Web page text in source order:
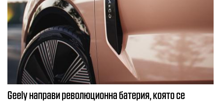
Geely направи революционна батерия, която се